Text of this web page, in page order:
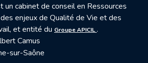
un cabinet de conseil en Ressources
enjeux de Qualité de Vie et des
et entité du Groupe APICIL.
Camus
sur-Saône